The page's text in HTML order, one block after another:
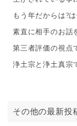
もう年だからは?
素直に相手のお話
第三者評価の視点
浄土宗と浄土真宗
その他の最新投